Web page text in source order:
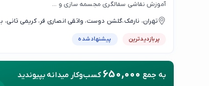
آموزش نقاشی سفالگری مجسمه سازی و ...
تهران، نارمک،گلشن دوست، واثقی انصاری فر، کریمی
پربازدیدترین پیشنهاد شده
به جمع 650,000 کسب‌وکار میدانه بپیوندید